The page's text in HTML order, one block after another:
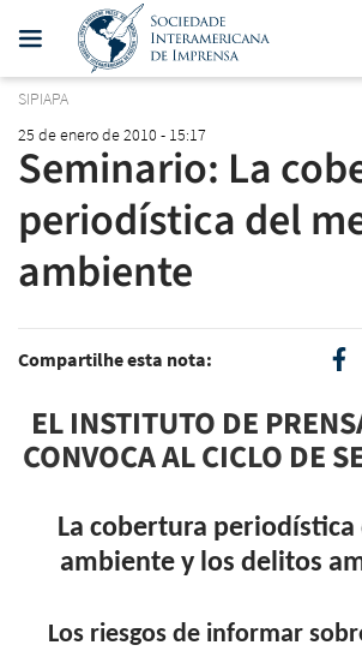
SIPIAPA
25 de enero de 2010 - 15:17
Seminario: La
periodística del
ambiente
Compartilhe esta nota:
EL INSTITUTO DE
CONVOCA AL CICLO DE
La cobertura
ambiente y los delitos
Los riesgos de informar